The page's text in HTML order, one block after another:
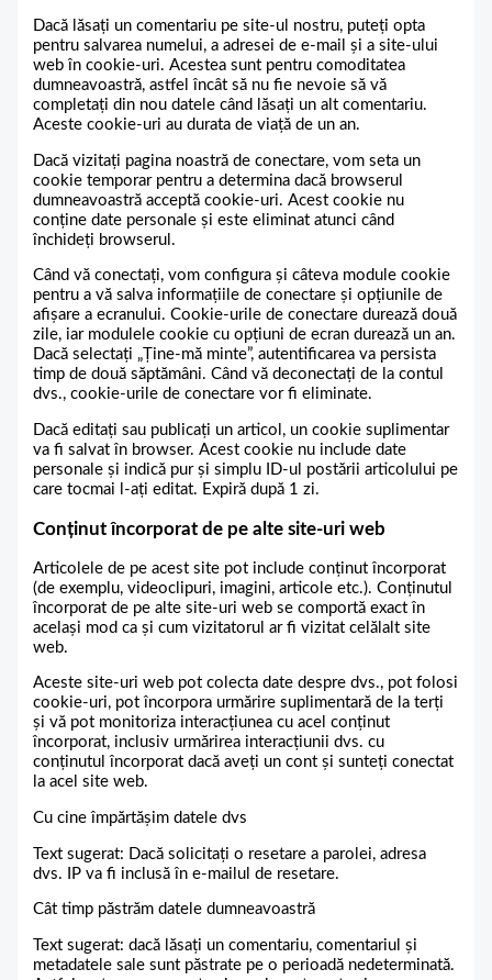
Dacă lăsați un comentariu pe site-ul nostru, puteți opta
pentru salvarea numelui, a adresei de e-mail și a site-ului
web în cookie-uri. Acestea sunt pentru comoditatea
dumneavoastră, astfel încât să nu fie nevoie să vă
completați din nou datele când lăsați un alt comentariu.
Aceste cookie-uri au durata de viață de un an.
Dacă vizitați pagina noastră de conectare, vom seta un
cookie temporar pentru a determina dacă browserul
dumneavoastră acceptă cookie-uri. Acest cookie nu
conține date personale și este eliminat atunci când
închideți browserul.
Când vă conectați, vom configura și câteva module cookie
pentru a vă salva informațiile de conectare și opțiunile de
afișare a ecranului. Cookie-urile de conectare durează două
zile, iar modulele cookie cu opțiuni de ecran durează un an.
Dacă selectați „Ține-mă minte”, autentificarea va persista
timp de două săptămâni. Când vă deconectați de la contul
dvs., cookie-urile de conectare vor fi eliminate.
Dacă editați sau publicați un articol, un cookie suplimentar
va fi salvat în browser. Acest cookie nu include date
personale și indică pur și simplu ID-ul postării articolului pe
care tocmai l-ați editat. Expiră după 1 zi.
Conținut încorporat de pe alte site-uri web
Articolele de pe acest site pot include conținut încorporat
(de exemplu, videoclipuri, imagini, articole etc.). Conținutul
încorporat de pe alte site-uri web se comportă exact în
același mod ca și cum vizitatorul ar fi vizitat celălalt site
web.
Aceste site-uri web pot colecta date despre dvs., pot folosi
cookie-uri, pot încorpora urmărire suplimentară de la terți
și vă pot monitoriza interacțiunea cu acel conținut
încorporat, inclusiv urmărirea interacțiunii dvs. cu
conținutul încorporat dacă aveți un cont și sunteți conectat
la acel site web.
Cu cine împărtășim datele dvs
Text sugerat: Dacă solicitați o resetare a parolei, adresa
dvs. IP va fi inclusă în e-mailul de resetare.
Cât timp păstrăm datele dumneavoastră
Text sugerat: dacă lăsați un comentariu, comentariul și
metadatele sale sunt păstrate pe o perioadă nedeterminată.